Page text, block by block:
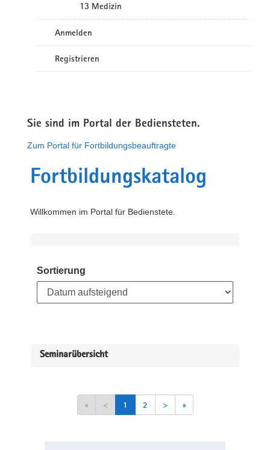
13 Medizin
Anmelden
Registrieren
Sie sind im Portal der Bediensteten.
Zum Portal für Fortbildungsbeauftragte
Fortbildungskatalog
Willkommen im Portal für Bedienstete.
Sortierung
Seminarübersicht
« < 1 2 > »